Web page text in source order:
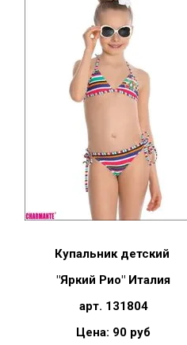
Купальник детский
"Яркий Рио" Италия
арт. 131804
Цена: 90 руб